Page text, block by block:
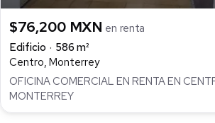
$76,200 MXN en renta
Edificio
586 m²
Centro, Monterrey
OFICINA COMERCIAL EN RENTA EN
MONTERREY